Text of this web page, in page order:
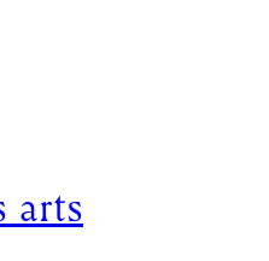
arts